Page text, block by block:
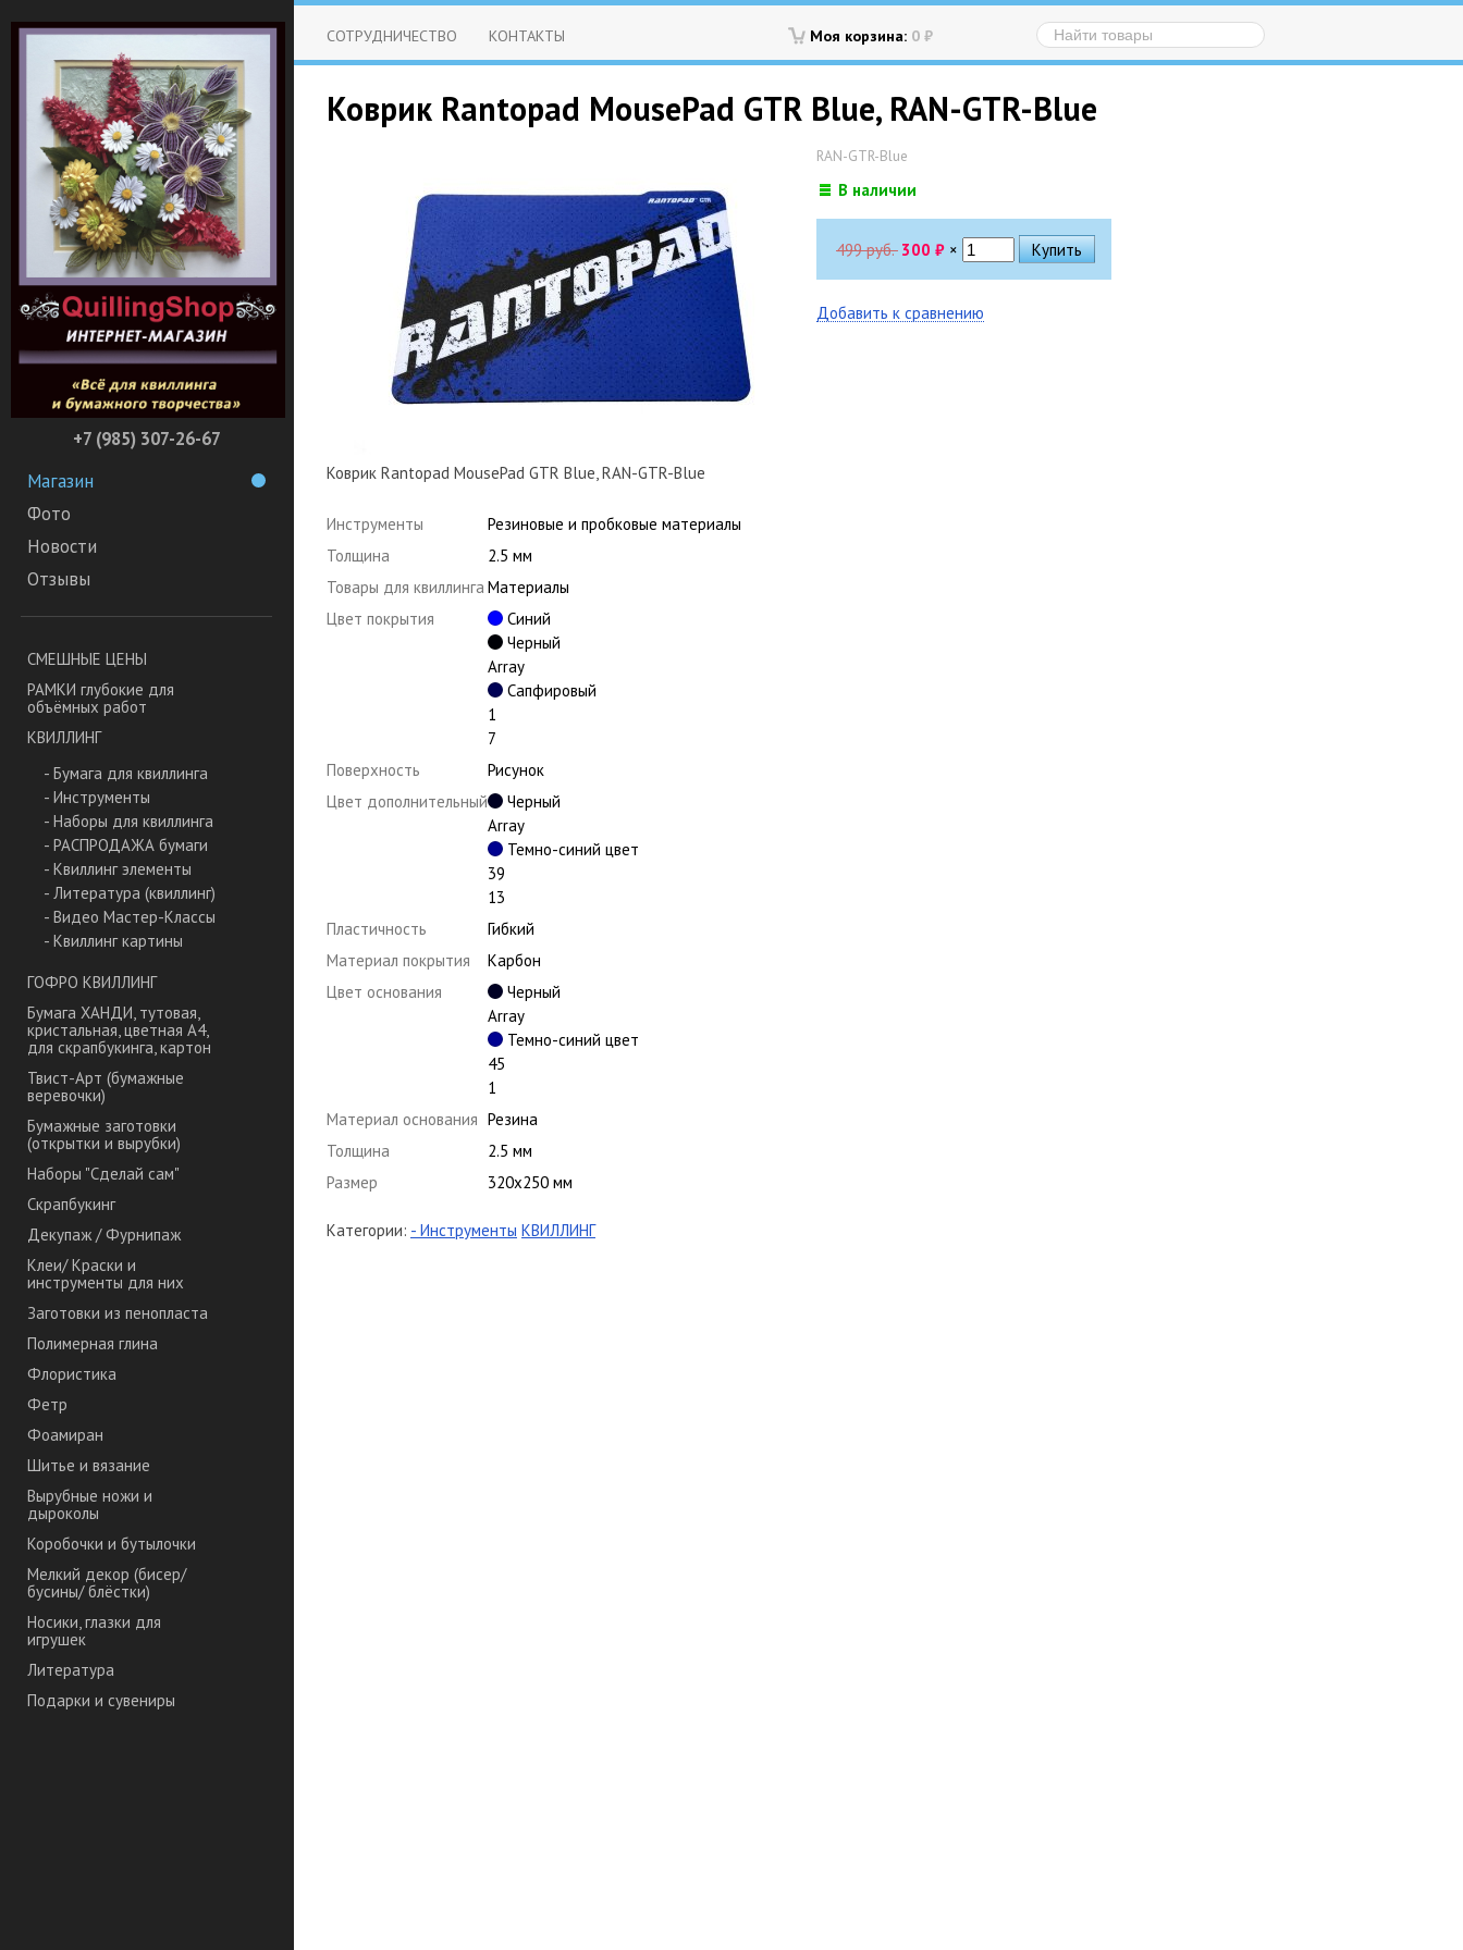
+7 (985) 307-26-67
Магазин
Фото
Новости
Отзывы
СМЕШНЫЕ ЦЕНЫ
РАМКИ глубокие для
объёмных работ
КВИЛЛИНГ
- Бумага для квиллинга
- Инструменты
- Наборы для квиллинга
- РАСПРОДАЖА бумаги
- Квиллинг элементы
- Литература (квиллинг)
- Видео Мастер-Классы
- Квиллинг картины
ГОФРО КВИЛЛИНГ
Бумага ХАНДИ, тутовая,
кристальная, цветная А4,
для скрапбукинга, картон
Твист-Арт (бумажные
веревочки)
Бумажные заготовки
(открытки и вырубки)
Наборы "Сделай сам"
Скрапбукинг
Декупаж / Фурнипаж
Клеи/ Краски и
инструменты для них
Заготовки из пенопласта
Полимерная глина
Флористика
Фетр
Фоамиран
Шитье и вязание
Вырубные ножи и
дыроколы
Коробочки и бутылочки
Мелкий декор (бисер/
бусины/ блёстки)
Носики, глазки для
игрушек
Литература
Подарки и сувениры
Моя корзина: 0 ₽
СОТРУДНИЧЕСТВО КОНТАКТЫ
Коврик Rantopad MousePad GTR Blue, RAN-GTR-Blue
RAN-GTR-Blue
В наличии
499 руб. 300 ₽ ×
Добавить к сравнению
Коврик Rantopad MousePad GTR Blue, RAN-GTR-Blue
Инструменты
Резиновые и пробковые материалы
Толщина
2.5 мм
Товары для квиллинга Материалы
Цвет покрытия
Синий
Черный
Array
Сапфировый
1
7
Поверхность
Рисунок
Цвет дополнительный
Черный
Array
Темно-синий цвет
39
13
Пластичность
Гибкий
Материал покрытия
Карбон
Цвет основания
Черный
Array
Темно-синий цвет
45
1
Материал основания Резина
Толщина
2.5 мм
Размер
320х250 мм
Категории: - Инструменты КВИЛЛИНГ